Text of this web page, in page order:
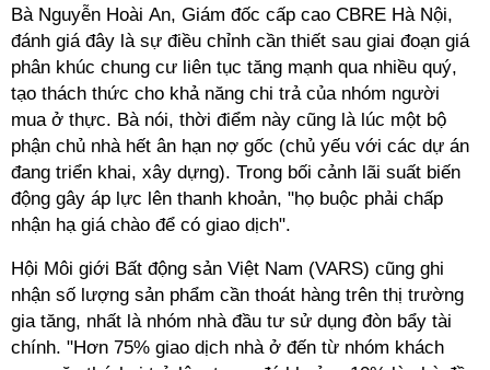
Bà Nguyễn Hoài An, Giám đốc cấp cao CBRE Hà Nội,
đánh giá đây là sự điều chỉnh cần thiết sau giai đoạn giá
phân khúc chung cư liên tục tăng mạnh qua nhiều quý,
tạo thách thức cho khả năng chi trả của nhóm người
mua ở thực. Bà nói, thời điểm này cũng là lúc một bộ
phận chủ nhà hết ân hạn nợ gốc (chủ yếu với các dự án
đang triển khai, xây dựng). Trong bối cảnh lãi suất biến
động gây áp lực lên thanh khoản, "họ buộc phải chấp
nhận hạ giá chào để có giao dịch".
Hội Môi giới Bất động sản Việt Nam (VARS) cũng ghi
nhận số lượng sản phẩm cần thoát hàng trên thị trường
gia tăng, nhất là nhóm nhà đầu tư sử dụng đòn bẩy tài
chính. "Hơn 75% giao dịch nhà ở đến từ nhóm khách